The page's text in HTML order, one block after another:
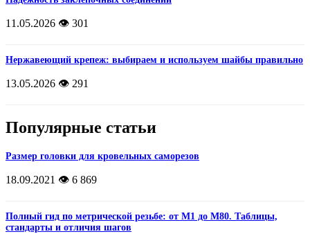
11.05.2026 👁️ 301
Нержавеющий крепеж: выбираем и используем шайбы правильно
13.05.2026 👁️ 291
Популярные статьи
Размер головки для кровельных саморезов
18.09.2021 👁️ 6 869
Полный гид по метрической резьбе: от М1 до М80. Таблицы,
стандарты и отличия шагов